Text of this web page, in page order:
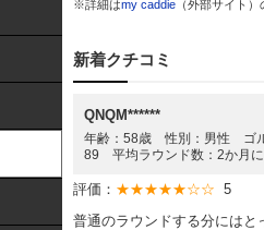
※詳細はmy caddie （外部サイト
新着クチコミ
QNQM******
年齢：58歳 性別：男性 ゴ
89 平均ラウンド数：2か月
評価： ★★★★★☆☆ 5
普通のラウンドする分にはと